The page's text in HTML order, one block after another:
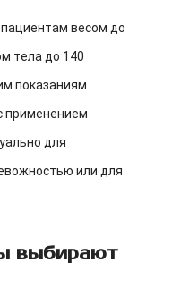
весом до
тела до 140
показаниям
применением
для
или для
выбирают